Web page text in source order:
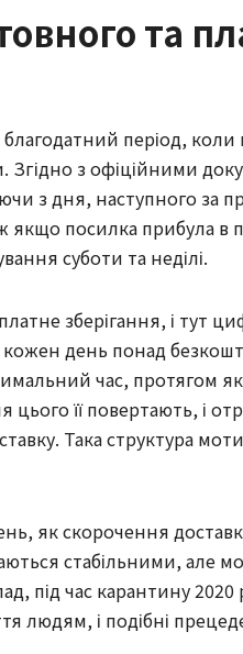
та
період,
Згідно з офіційними
з дня, наступного за
якщо посилка прибула в
суботи та неділі.
зберігання, і тут
кожен день понад
час, протягом
цього її повертають, і
Така структура
як скорочення
стабільними, але
під час карантину 2020
людям, і подібні